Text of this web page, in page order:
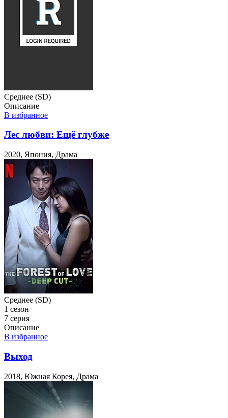
Среднее (SD)
Описание
В избранное
Лес любви: Ещё глубже
2020, Япония, Драма
Среднее (SD)
1 сезон
7 серия
Описание
В избранное
Выход
2018, Южная Корея, Драма